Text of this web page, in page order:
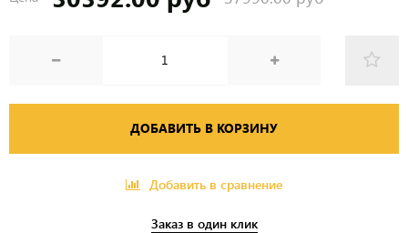
ДОБАВИТЬ В КОРЗИНУ
Добавить в сравнение
Заказ в один клик